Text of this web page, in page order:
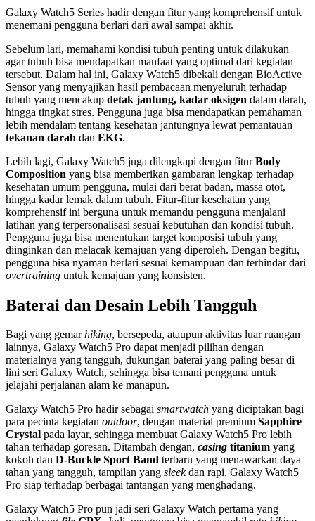
Galaxy Watch5 Series hadir dengan fitur yang komprehensif untuk
menemani pengguna berlari dari awal sampai akhir.
Sebelum lari, memahami kondisi tubuh penting untuk dilakukan
agar tubuh bisa mendapatkan manfaat yang optimal dari kegiatan
tersebut. Dalam hal ini, Galaxy Watch5 dibekali dengan BioActive
Sensor yang menyajikan hasil pembacaan menyeluruh terhadap
tubuh yang mencakup detak jantung, kadar oksigen dalam darah,
hingga tingkat stres. Pengguna juga bisa mendapatkan pemahaman
lebih mendalam tentang kesehatan jantungnya lewat pemantauan
tekanan darah dan EKG.
Lebih lagi, Galaxy Watch5 juga dilengkapi dengan fiturBody
Composition yang bisa memberikan gambaran lengkap terhadap
kesehatan umum pengguna, mulai dari berat badan, massa otot,
hingga kadar lemak dalam tubuh. Fitur-fitur kesehatan yang
komprehensif ini berguna untuk memandu pengguna menjalani
latihan yang terpersonalisasi sesuai kebutuhan dan kondisi tubuh.
Pengguna juga bisa menentukan target komposisi tubuh yang
diinginkan dan melacak kemajuan yang diperoleh. Dengan begitu,
pengguna bisa nyaman berlari sesuai kemampuan dan terhindar dari
overtraining untuk kemajuan yang konsisten.
Baterai dan Desain Lebih Tangguh
Bagi yang gemarhiking, bersepeda, ataupun aktivitas luar ruangan
lainnya, Galaxy Watch5 Pro dapat menjadi pilihan dengan
materialnya yang tangguh, dukungan baterai yang paling besar di
lini seri Galaxy Watch, sehingga bisa temani pengguna untuk
jelajahi perjalanan alam ke manapun.
Galaxy Watch5 Pro hadir sebagai smartwatch yang diciptakan bagi
para pecinta kegiatan outdoor, dengan material premium Sapphire
Crystal pada layar, sehingga membuat Galaxy Watch5 Pro lebih
tahan terhadap goresan. Ditambah dengan, casing titanium yang
kokoh dan D-Buckle Sport Band terbaru yang menawarkan daya
tahan yang tangguh, tampilan yang sleekdan rapi, Galaxy Watch5
Pro siap terhadap berbagai tantangan yang menghadang.
Galaxy Watch5 Pro pun jadi seri Galaxy Watch pertama yang